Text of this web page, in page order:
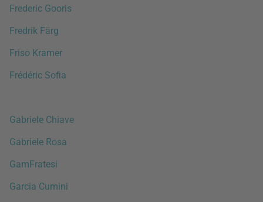
Frederic Gooris
Fredrik Färg
Friso Kramer
Frédéric Sofia
Gabriele Chiave
Gabriele Rosa
GamFratesi
Garcia Cumini